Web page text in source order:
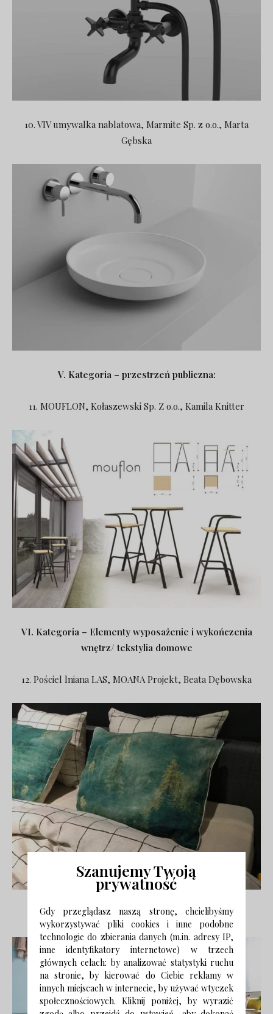
10. VIV umywalka nablatowa, Marmite Sp. z o.o., Marta
Gębska
V. Kategoria – przestrzeń publiczna:
11. MOUFLON, Kołaszewski Sp. Z o.o., Kamila Knitter
VI. Kategoria – Elementy wyposażenie i wykończenia
wnętrz/ tekstylia domowe
12. Pościel lniana LAS, MOANA Projekt, Beata Dębowska
13. Listwa ESPUMO, VOX
Szanujemy Twoją
prywatność
Gdy przeglądasz naszą stronę, chcielibyśmy
wykorzystywać pliki cookies i inne podobne
technologie do zbierania danych (m.in. adresy IP,
inne identyfikatory internetowe) w trzech
głównych celach: by analizować statystyki ruchu
na stronie, by kierować do Ciebie reklamy w
innych miejscach w internecie, by używać wtyczek
społecznościowych. Kliknij poniżej, by wyrazić